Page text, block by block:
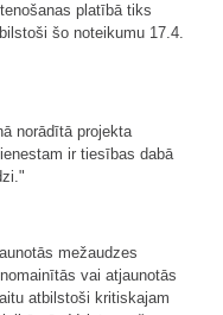
platībā tiks
šo noteikumu 17.4.
norādītā projekta
ir tiesības dabā
mežaudzes
vai atjaunotās
atbilstoši kritiskajam